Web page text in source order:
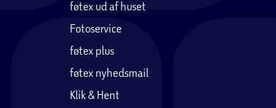
føtex ud af huset
Fotoservice
føtex plus
føtex nyhedsmail
Klik & Hent